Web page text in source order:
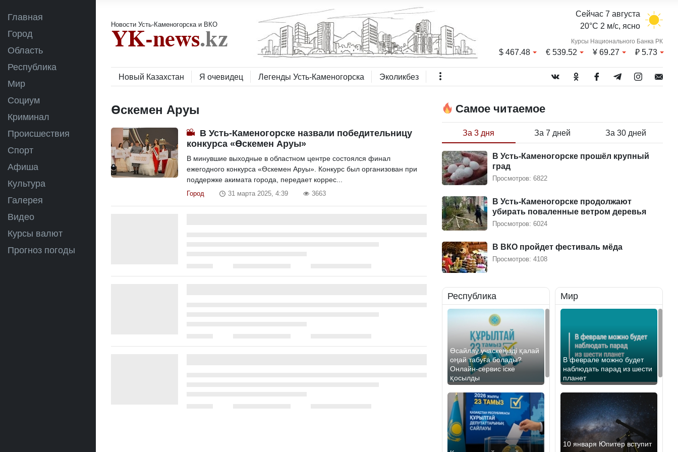
Главная
Город
Область
Республика
Мир
Социум
Криминал
Происшествия
Спорт
Афиша
Культура
Галерея
Видео
Курсы валют
Прогноз погоды
Новости Усть-Каменогорска и ВКО
Сейчас 7 августа
20°C 2 м/с, ясно
Курсы Национального Банка РК
$467.48 €539.52 ¥69.27 ₽5.73
Новый Казахстан Я очевидец Легенды Усть-Каменогорска Эколикбез
Өскемен Аруы
В Усть-Каменогорске назвали победительницу
конкурса «Өскемен Аруы»
В минувшие выходные в областном центре состоялся финал
ежегодного конкурса «Өскемен Аруы». Конкурс был организован при
поддержке акимата города, передает коррес...
Город 31 марта 2025, 4:39 3663
Самое читаемое
За 3 дня За 7 дней За 30 дней
В Усть-Каменогорске прошёл крупный
град
Просмотров: 6822
В Усть-Каменогорске продолжают
убирать поваленные ветром деревья
Просмотров: 6024
В ВКО пройдет фестиваль мёда
Просмотров: 4108
Республика
Өсайлау учаскеңізді қалай
оңай табуға болады?
Онлайн-сервис іске
қосылды
Мир
В феврале можно будет
наблюдать парад из шести
планет
10 января Юпитер вступит